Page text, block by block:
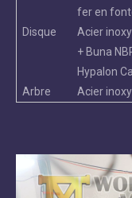
fer en
Disque
Acier
+ Buna
Hypalon
Arbre
Acier